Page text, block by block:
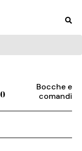
Bocche e
comandi